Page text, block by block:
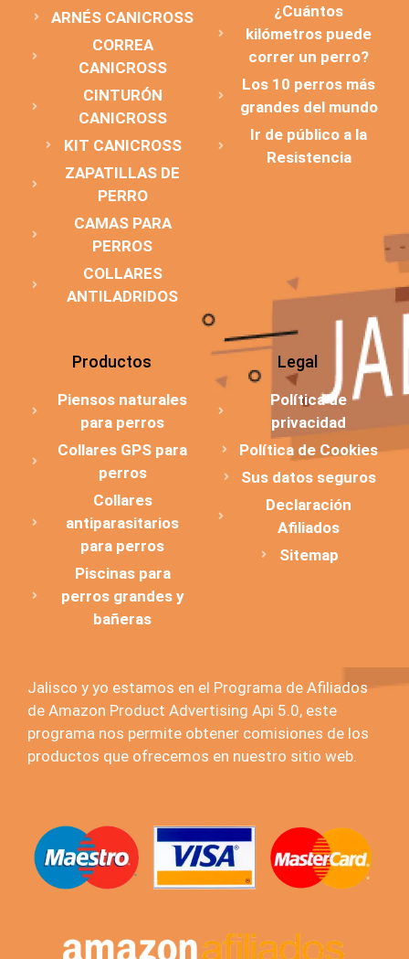
ARNÉS CANICROSS
CORREA
CANICROSS
CINTURÓN
CANICROSS
KIT CANICROSS
ZAPATILLAS DE
PERRO
CAMAS PARA
PERROS
COLLARES
ANTILADRIDOS
¿Cuántos
kilómetros puede
correr un perro?
Los 10 perros más
grandes del mundo
Ir de público a la
Resistencia
Productos
Piensos naturales
para perros
Collares GPS para
perros
Collares
antiparasitarios
para perros
Piscinas para
perros grandes y
bañeras
Legal
Política de
privacidad
Política de Cookies
Sus datos seguros
Declaración
Afiliados
Sitemap
Jalisco y yo estamos en el Programa de Afiliados
de Amazon Product Advertising Api 5.0, este
programa nos permite obtener comisiones de los
productos que ofrecemos en nuestro sitio web.